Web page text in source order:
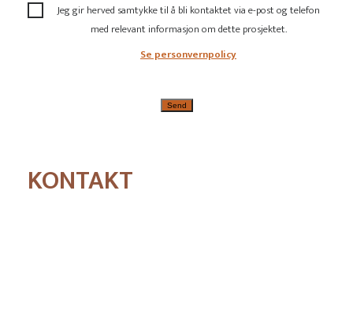
Jeg gir herved samtykke til å bli kontaktet via e-post og telefon
med relevant informasjon om dette prosjektet.
Se personvernpolicy
KONTAKT